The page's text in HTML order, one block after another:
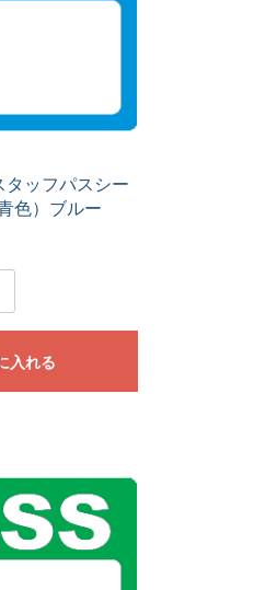
ッフパスシー
色）ブルー
入れる